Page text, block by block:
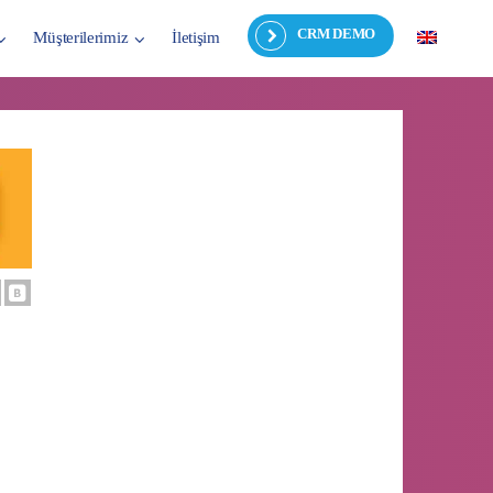
CRM DEMO
Müşterilerimiz İletişim